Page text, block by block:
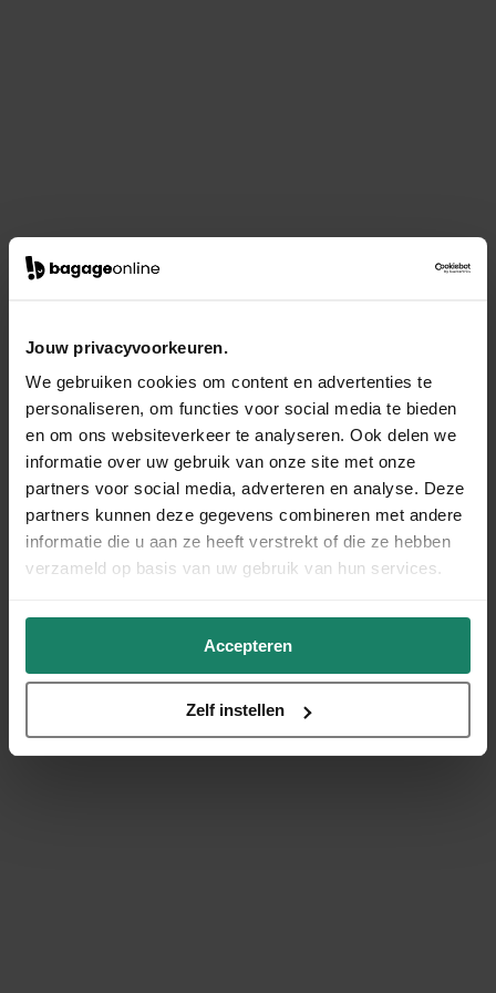
Jouw privacyvoorkeuren.
We gebruiken cookies om content en advertenties te
personaliseren, om functies voor social media te bieden
en om ons websiteverkeer te analyseren. Ook delen we
informatie over uw gebruik van onze site met onze
partners voor social media, adverteren en analyse. Deze
partners kunnen deze gegevens combineren met andere
informatie die u aan ze heeft verstrekt of die ze hebben
verzameld op basis van uw gebruik van hun services.
Accepteren
Zelf instellen